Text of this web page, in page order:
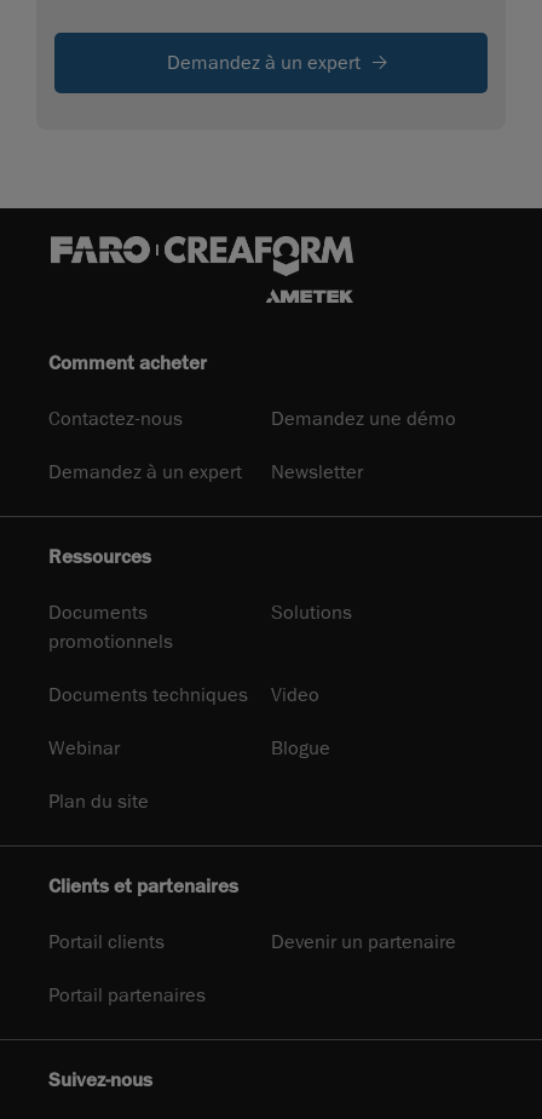
Demandez à un expert
Comment acheter
Contactez-nous Demandez une démo
Demandez à un expert Newsletter
Ressources
Documents
promotionnels
Solutions
Documents techniques Video
Webinar Blogue
Plan du site
Clients et partenaires
Portail clients Devenir un partenaire
Portail partenaires
Suivez-nous